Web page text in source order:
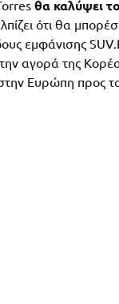
θα καλύψει
ότι θα
εμφάνισης
αγορά της
Ευρώπη προς